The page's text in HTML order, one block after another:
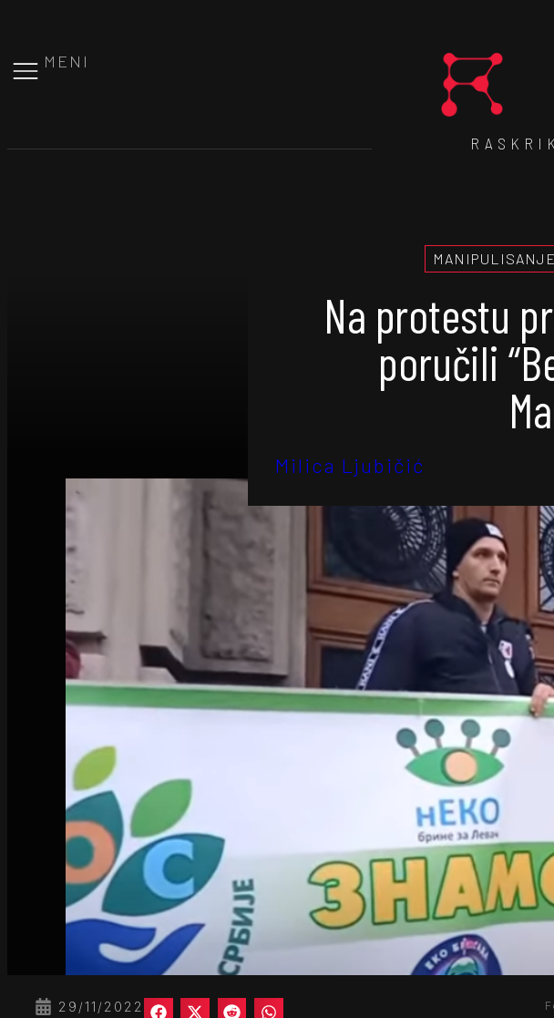
MENI
Na protestu
poručili
Milica Ljubičić
29/11/2022